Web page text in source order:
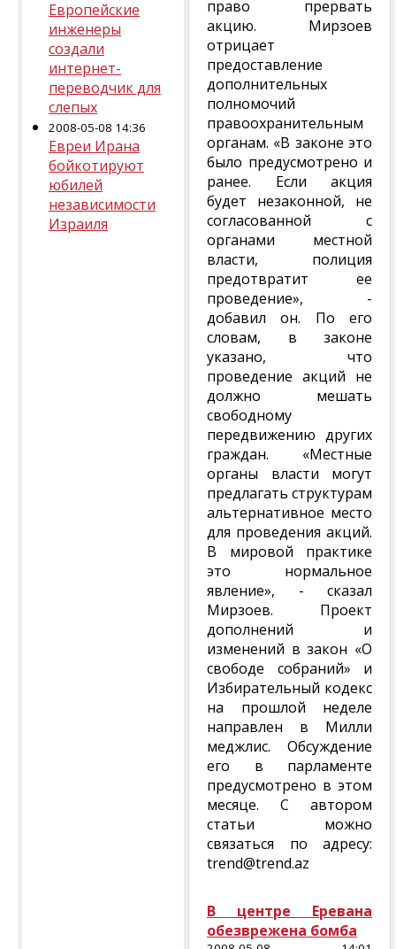
Европейские
инженеры
создали
интернет-
переводчик для
слепых
2008-05-08 14:36
Евреи Ирана
бойкотируют
юбилей
независимости
Израиля
право прервать
акцию. Мирзоев
отрицает
предоставление
дополнительных
полномочий
правоохранительным
органам. «В законе это
было предусмотрено и
ранее. Если акция
будет незаконной, не
согласованной с
органами местной
власти, полиция
предотвратит ее
проведение», -
добавил он. По его
словам, в законе
указано, что
проведение акций не
должно мешать
свободному
передвижению других
граждан. «Местные
органы власти могут
предлагать структурам
альтернативное место
для проведения акций.
В мировой практике
это нормальное
явление», - сказал
Мирзоев. Проект
дополнений и
изменений в закон «О
свободе собраний» и
Избирательный кодекс
на прошлой неделе
направлен в Милли
меджлис. Обсуждение
его в парламенте
предусмотрено в этом
месяце. С автором
статьи можно
связаться по адресу:
trend@trend.az
В центре Еревана
обезврежена бомба